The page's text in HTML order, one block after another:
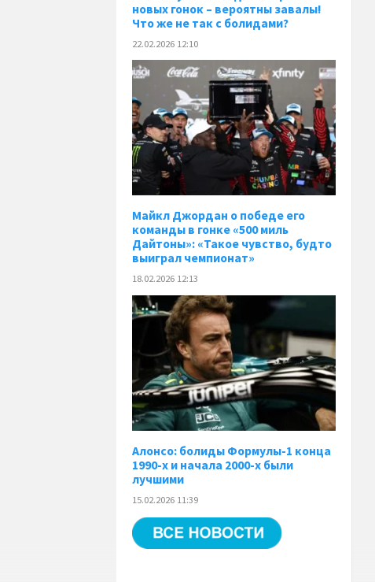
новых гонок – вероятны завалы!
Что же не так с болидами?
22.02.2026 12:10
Майкл Джордан о победе его
команды в гонке «500 миль
Дайтоны»: «Такое чувство, будто
выиграл чемпионат»
18.02.2026 12:13
Алонсо: болиды Формулы-1 конца
1990-х и начала 2000-х были
лучшими
15.02.2026 11:39